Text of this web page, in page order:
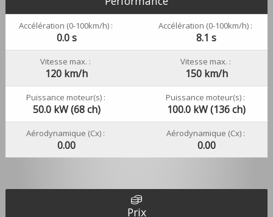
Accélération (0-100km/h) :
0.0 s
Accélération (0-100km/h) :
8.1 s
Vitesse max. :
120 km/h
Vitesse max. :
150 km/h
Puissance moteur(s) :
50.0 kW (68 ch)
Puissance moteur(s) :
100.0 kW (136 ch)
Aérodynamique (Cx) :
0.00
Aérodynamique (Cx) :
0.00
Prix